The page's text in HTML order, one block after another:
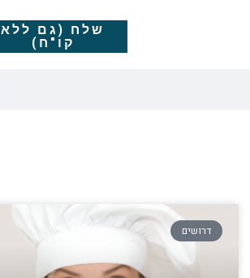
שלח (גם ללא
קו"ח)
דרושים